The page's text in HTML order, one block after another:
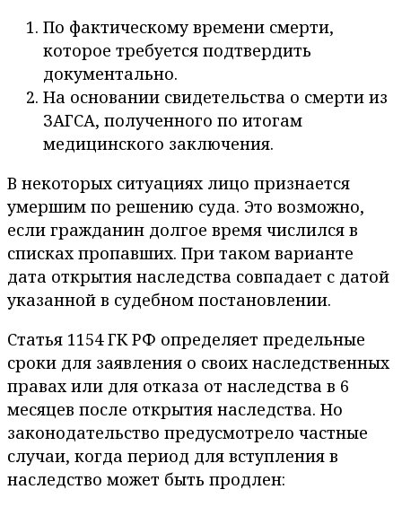
По фактическому времени смерти,
которое требуется подтвердить
документально.
На основании свидетельства о смерти из
ЗАГСА, полученного по итогам
медицинского заключения.
В некоторых ситуациях лицо признается
умершим по решению суда. Это возможно,
если гражданин долгое время числился в
списках пропавших. При таком варианте
дата открытия наследства совпадает с датой
указанной в судебном постановлении.
Статья 1154 ГК РФ определяет предельные
сроки для заявления о своих наследственных
правах или для отказа от наследства в 6
месяцев после открытия наследства. Но
законодательство предусмотрело частные
случаи, когда период для вступления в
наследство может быть продлен: